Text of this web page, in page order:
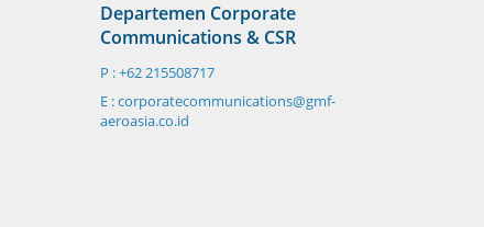
Departemen Corporate
Communications & CSR
P : +62 215508717
E : corporatecommunications@gmf-
aeroasia.co.id